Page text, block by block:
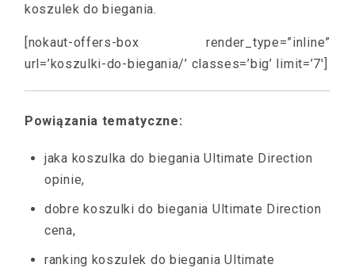
koszulek do biegania.
[nokaut-offers-box render_type=”inline”
url=’koszulki-do-biegania/’ classes=’big’ limit=’7′]
Powiązania tematyczne:
jaka koszulka do biegania Ultimate Direction
opinie,
dobre koszulki do biegania Ultimate Direction
cena,
ranking koszulek do biegania Ultimate